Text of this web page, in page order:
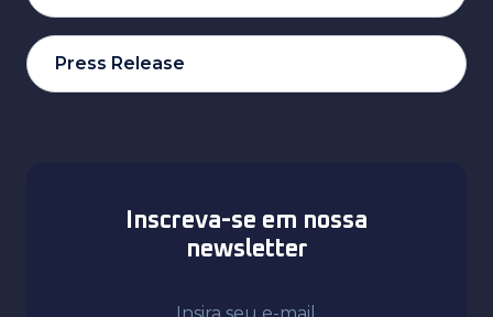
Press Release
Inscreva-se em nossa
newsletter